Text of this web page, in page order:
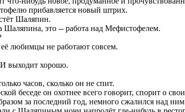
прибавляется новый штрих.
Шаляпин.
Шаляпина, это -- работа над Мефистофелем.
любимцы не работают совсем.
выходит хорошо.
часов, сколько он не спит.
беседе он охотнее всего говорит, спорит о
за последний год, немного сжалился над ним